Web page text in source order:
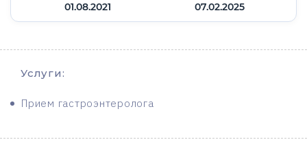
01.08.2021 07.02.2025
Услуги:
Прием гастроэнтеролога